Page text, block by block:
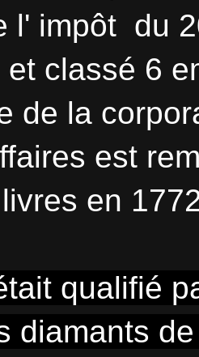
l' impôt du
et classé 6
de la
est
en
qualifié
diamants